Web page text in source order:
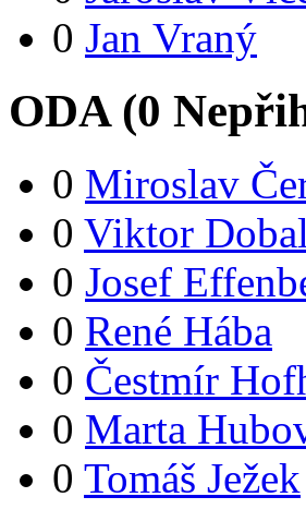
0 Jan Vraný
ODA (0
0 Miroslav
0 Viktor Dobal
0 Josef
0 René Hába
0 Čestmír
0 Marta
0 Tomáš Ježek